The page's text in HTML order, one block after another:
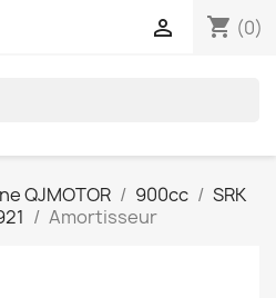
shopping_cart (0)

QJMOTOR 900cc
SRK
Amortisseur